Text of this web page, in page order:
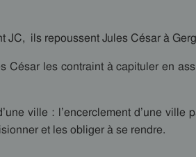
JC, ils repoussent Jules César à
César les contraint à capituler en
ville : l’encerclement d’une ville
et les obliger à se rendre.